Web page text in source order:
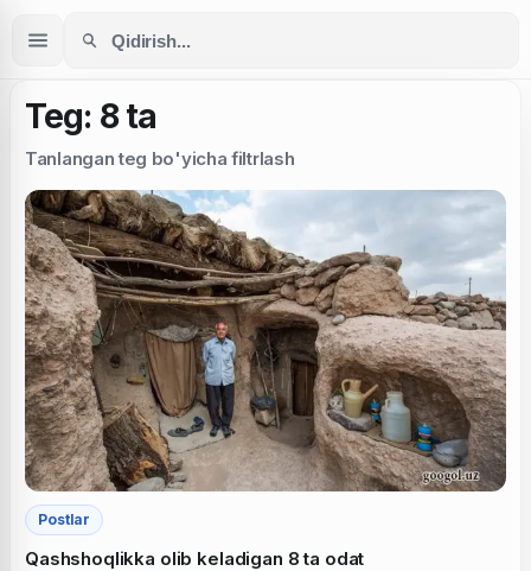
Teg: 8 ta
Tanlangan teg bo'yicha filtrlash
Postlar
Qashshoqlikka olib keladigan 8 ta odat